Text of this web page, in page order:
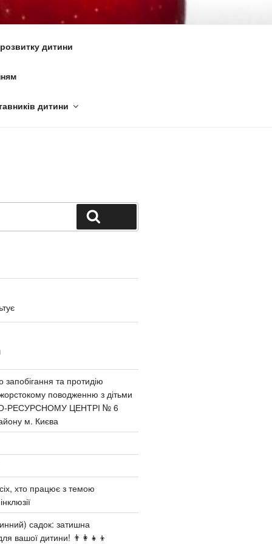
дитини
дитини
та протидію
поводженню з дітьми
РЕСУРСНОМУ ЦЕНТРІ № 6
м. Києва
хто працює з темою
садок: затишна
вашої дитини! 👨‍👩‍👧‍👦